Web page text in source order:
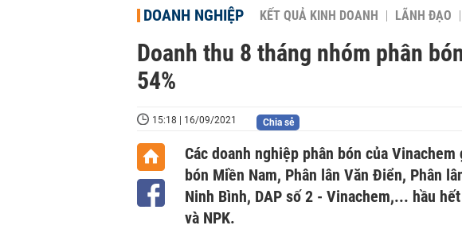
DOANH NGHIỆP KẾT QUẢ KINH DOANH LÃNH ĐẠO
Doanh thu 8 tháng nhóm phân
54%
15:18 | 16/09/2021 Chia sẻ
Các doanh nghiệp phân bón của
bón Miền Nam, Phân lân Văn Điển, Phân
Ninh Bình, DAP số 2 - Vinachem,... hầu
và NPK.